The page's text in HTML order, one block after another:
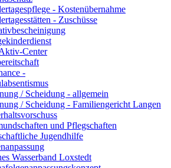
- Kostenübernahme
- Zuschüsse
Center
-
/ Scheidung - allgemein
/ Scheidung - Familiengericht Langen
und Pflegschaften
Jugendhilfe
Wasserband Loxstedt